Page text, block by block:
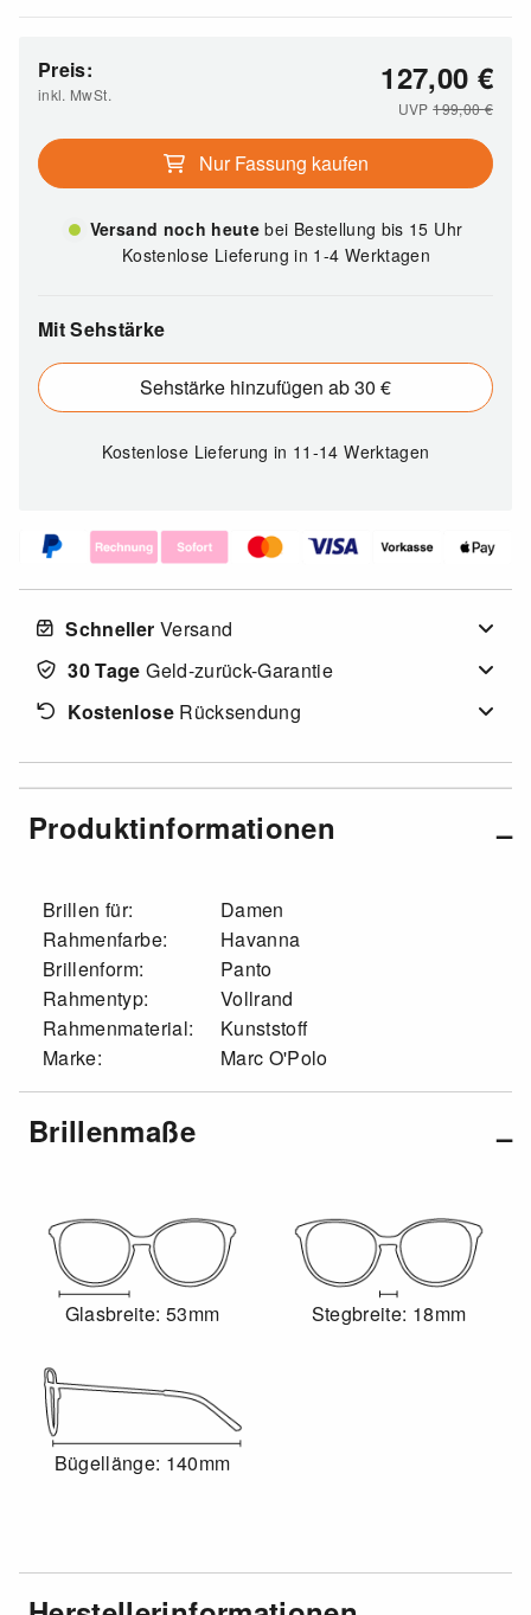
Preis:
inkl. MwSt. 127,00 €
UVP199,00€
Nur Fassung kaufen
Versand noch heutebei Bestellung bis 15 Uhr
Kostenlose Lieferung in 1-4 Werktagen
Mit Sehstärke
Sehstärke hinzufügen ab 30 €
Kostenlose Lieferungin 11-14 Werktagen
Schneller Versand
30 Tage Geld-zurück-Garantie
KostenloseRücksendung
Produktinformationen
Brillen für:
Damen
Rahmenfarbe:
Havanna
Brillenform:
Panto
Rahmentyp:
Vollrand
Rahmenmaterial:
Kunststoff
Marke:
Marc O'Polo
Brillenmaße
Glasbreite: 53mm Stegbreite: 18mm
Bügellänge: 140mm